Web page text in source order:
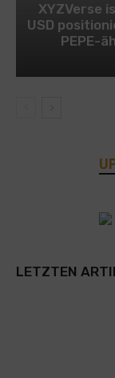
XYZVerse
USD
PEPE-
LETZTEN